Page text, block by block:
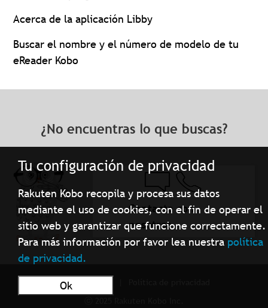
Tu configuración de privacidad
Rakuten Kobo recopila y procesa sus datos
mediante el uso de cookies, con el fin de operar el
sitio web y garantizar que funcione correctamente.
Para más información por favor lea nuestra política
de privacidad.
Ok
Acerca de la aplicación Libby
Buscar el nombre y el número de modelo de tu
eReader Kobo
¿No encuentras lo que buscas?
Contacta con
nosotros
Términos de Uso